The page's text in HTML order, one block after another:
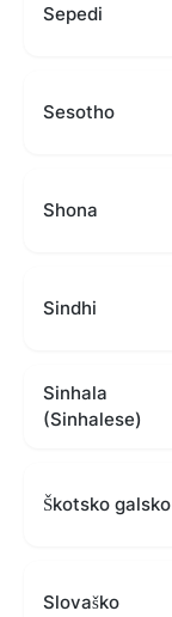
Sepedi
Sesotho
Shona
Sindhi
Sinhala
(Sinhalese)
Škotsko galsko
Slovaško